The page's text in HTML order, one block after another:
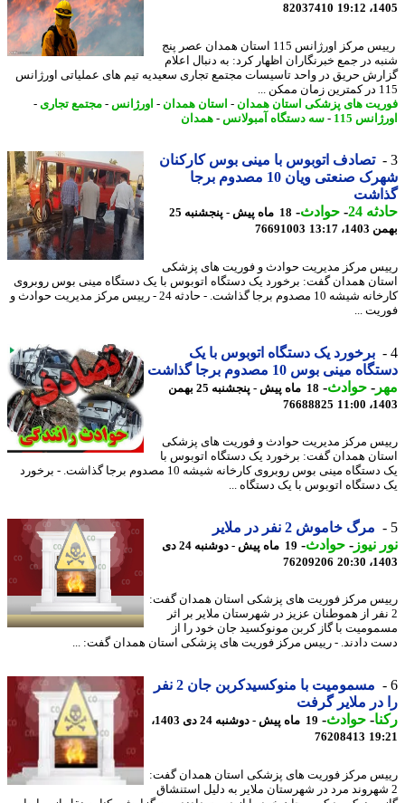
82037410
رییس مرکز اورژانس 115 استان همدان عصر پنج
در جمع خبرنگاران اظهار کرد: به دنبال اعلام
حریق در واحد تاسیسات مجتمع تجاری سعیدیه تیم های عملیاتی اورژانس
های پزشکی استان همدان- استان همدان- اورژانس -مجتمع تجاری-
115
-سه دستگاه آمبولانس-همدان
تصادف اتوبوس با مینی بوس کارکنان
شهرک صنعتی ویان 10 مصدوم برجا
24
-حوادث -
18 ماه پیش - پنجشنبه 25
13:17
76691003
مرکز مدیریت حوادث و فوریت های پزشکی
همدان گفت: برخورد یک دستگاه اتوبوس با یک دستگاه مینی بوس روبروی
کارخانه شیشه 10 مصدوم برجا گذاشت. - حادثه 24 - رییس مرکز مدیریت حوادث و
...
برخورد یک دستگاه اتوبوس با یک
مینی بوس 10 مصدوم برجا گذاشت
-حوادث -
18 ماه پیش - پنجشنبه 25 بهمن
76688825
مرکز مدیریت حوادث و فوریت های پزشکی
همدان گفت: برخورد یک دستگاه اتوبوس با
یک دستگاه مینی بوس روبروی کارخانه شیشه 10 مصدوم برجا گذاشت. - برخورد
اتوبوس با یک دستگاه ...
مرگ خاموش 2 نفر در ملایر
نیوز-حوادث -
19 ماه پیش - دوشنبه 24 دی
76209206
مرکز فوریت های پزشکی استان همدان گفت:
از هموطنان عزیز در شهرستان ملایر بر اثر
با گاز کربن مونوکسید جان خود را از
دادند. - رییس مرکز فوریت های پزشکی استان همدان گفت: ...
مسمومیت با منوکسیدکربن جان 2 نفر
ملایر گرفت
-حوادث -
19 ماه پیش - دوشنبه 24 دی 1403،
76208413
مرکز فوریت های پزشکی استان همدان گفت:
مرد در شهرستان ملایر به دلیل استنشاق